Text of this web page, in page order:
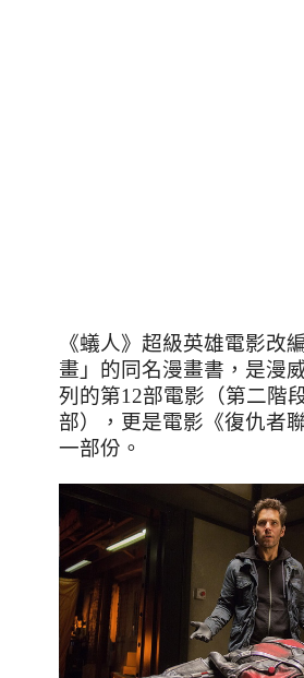
《蟻人》超級英雄電影改
畫」的同名漫畫書，是漫
列的第12部電影（第二階
部），更是電影《復仇者
一部份。